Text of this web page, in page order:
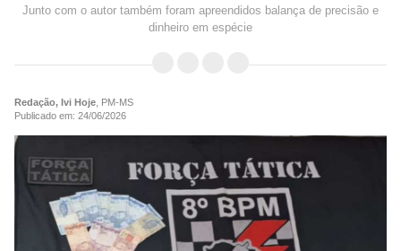
Junto com o autor também foram apreendidos balança de precisão e
dinheiro em espécie
Redação, Ivi Hoje , PM-MS
Publicado em: 24/06/2026